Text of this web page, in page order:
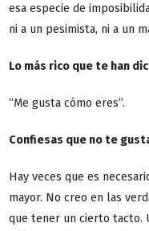
esa especie de
ni a un pesimista, ni a un
Lo más rico que te han
“Me gusta cómo eres”.
Confiesas que no te
Hay veces que es
mayor. No creo en las
que tener un cierto tacto.